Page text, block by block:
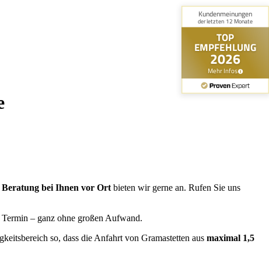
Beratung bei Ihnen vor Ort bieten wir gerne an. Rufen Sie uns
– ganz ohne großen Aufwand.
so, dass die Anfahrt von Gramastetten aus maximal 1,5